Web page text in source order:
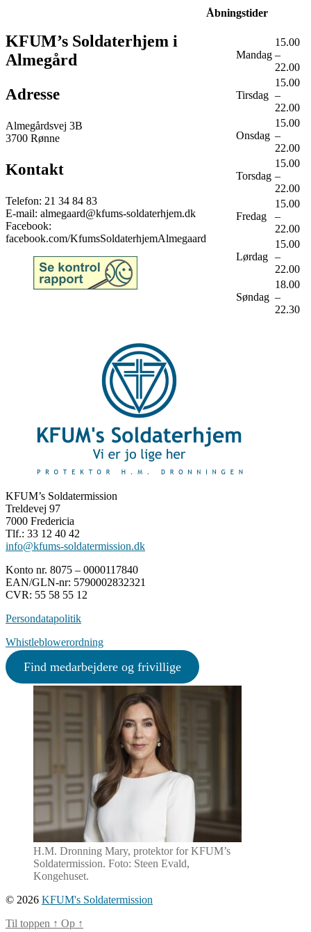
KFUM’s Soldaterhjem i
Almegård
Adresse
Almegårdsvej 3B
3700 Rønne
Kontakt
Telefon: 21 34 84 83
E-mail: almegaard@kfums-soldaterhjem.dk
Facebook:
facebook.com/KfumsSoldaterhjemAlmegaard
Åbningstider
Mandag
15.00
–
22.00
Tirsdag
15.00
–
22.00
Onsdag
15.00
–
22.00
Torsdag
15.00
–
22.00
Fredag
15.00
–
22.00
Lørdag
15.00
–
22.00
Søndag
18.00
–
22.30
KFUM’s Soldatermission
Treldevej 97
7000 Fredericia
Tlf.: 33 12 40 42
info@kfums-soldatermission.dk
Konto nr. 8075 – 0000117840
EAN/GLN-nr: 5790002832321
CVR: 55 58 55 12
Persondatapolitik
Whistleblowerordning
Find medarbejdere og frivillige
H.M. Dronning Mary, protektor for KFUM’s
Soldatermission. Foto: Steen Evald,
Kongehuset.
© 2026 KFUM's Soldatermission
Til toppen ↑ Op ↑